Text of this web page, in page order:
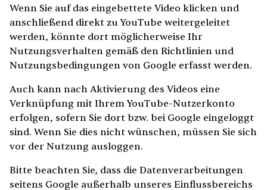
Wenn Sie auf das eingebettete Video klicken und
anschließend direkt zu YouTube weitergeleitet
werden, könnte dort möglicherweise Ihr
Nutzungsverhalten gemäß den Richtlinien und
Nutzungsbedingungen von Google erfasst werden.
Auch kann nach Aktivierung des Videos eine
Verknüpfung mit Ihrem YouTube-Nutzerkonto
erfolgen, sofern Sie dort bzw. bei Google eingeloggt
sind. Wenn Sie dies nicht wünschen, müssen Sie sich
vor der Nutzung ausloggen.
Bitte beachten Sie, dass die Datenverarbeitungen
seitens Google außerhalb unseres Einflussbereichs